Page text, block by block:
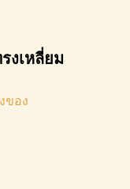
งเหลี่ยม